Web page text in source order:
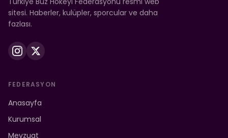
sitesi. Haberler, kulüpler, sporcular ve daha
fazlası.
FEDERASYON
Anasayfa
Kurumsal
Mevzuat